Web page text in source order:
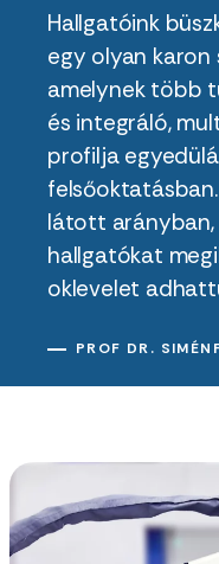
Hallgatóink
egy olyan
amelynek több
és integráló,
profilja
látott arányban,
hallgatókat
oklevelet
PROF DR.